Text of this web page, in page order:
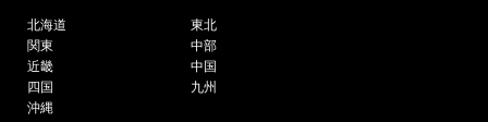
北海道
東北
関東
中部
近畿
中国
四国
九州
沖縄